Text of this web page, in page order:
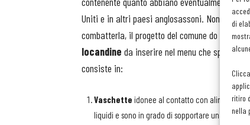
di
ritiro
nella
Uniti e in altri paesi anglosassoni. Non è così
combatterla, il progetto del comune do
locandine da inserire nel menu che
consiste in:
Vaschette idonee al contatto con alimenti.
liquidi e sono in grado di sopportare una